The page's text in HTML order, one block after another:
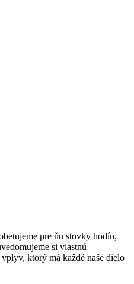
pre ňu stovky hodín,
si vlastnú
ktorý má každé naše dielo